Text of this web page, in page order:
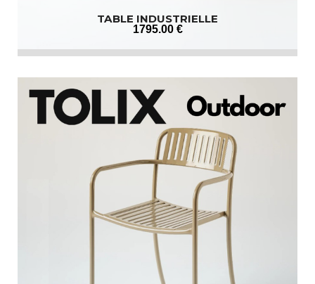
TABLE INDUSTRIELLE
1795.00 €